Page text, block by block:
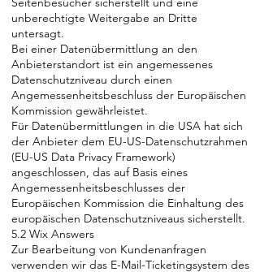
unberechtigte Weitergabe an Dritte
untersagt.
Bei einer Datenübermittlung an den
Anbieterstandort ist ein angemessenes
Datenschutzniveau durch einen
Angemessenheitsbeschluss der Europäischen
Kommission gewährleistet.
Für Datenübermittlungen in die USA hat sich
der Anbieter dem EU-US-Datenschutzrahmen
(EU-US Data Privacy Framework)
angeschlossen, das auf Basis eines
Angemessenheitsbeschlusses der
Europäischen Kommission die Einhaltung des
europäischen Datenschutzniveaus sicherstellt.
5.2 Wix Answers
Zur Bearbeitung von Kundenanfragen
verwenden wir das E-Mail-Ticketingsystem des